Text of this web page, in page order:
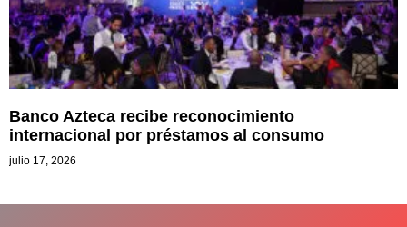
Banco Azteca recibe reconocimiento
internacional por préstamos al consumo
julio 17, 2026